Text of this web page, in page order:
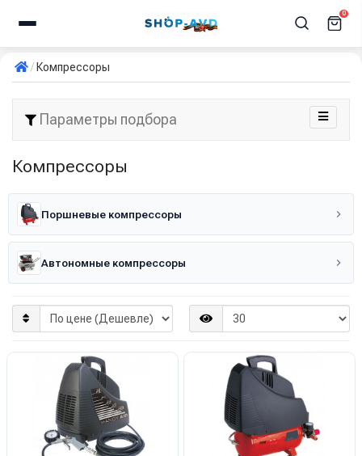
0
Компрессоры
Параметры подбора
Компрессоры
Поршневые компрессоры
Автономные компрессоры